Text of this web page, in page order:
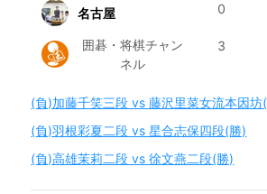
名古屋
囲碁・将棋チャン
ネル
0
3
(負)加藤千笑三段 vs 藤沢里菜女流本因坊
(負)羽根彩夏二段 vs 星合志保四段(勝)
(負)高雄茉莉二段 vs 徐文燕二段(勝)